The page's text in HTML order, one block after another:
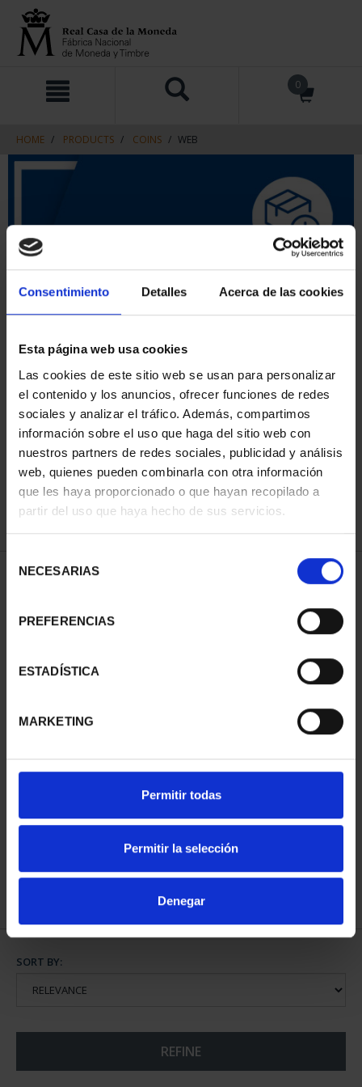
Consentimiento Detalles Acerca de las cookies
Esta página web usa cookies
Las cookies de este sitio web se usan para personalizar
el contenido y los anuncios, ofrecer funciones de redes
sociales y analizar el tráfico. Además, compartimos
información sobre el uso que haga del sitio web con
nuestros partners de redes sociales, publicidad y análisis
web, quienes pueden combinarla con otra información
que les haya proporcionado o que hayan recopilado a
partir del uso que haya hecho de sus servicios.
NECESARIAS
PREFERENCIAS
ESTADÍSTICA
MARKETING
Permitir todas
Permitir la selección
Denegar
navigation
0
HOME PRODUCTS COINS WEB
SORT BY:
REFINE
1 Products found
SPANISH CAPITALS -
€73.00
SORT BY:
REFINE